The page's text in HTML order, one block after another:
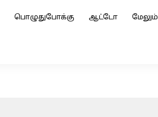
பொழுதுபோக்கு ஆட்டோ மேலும்